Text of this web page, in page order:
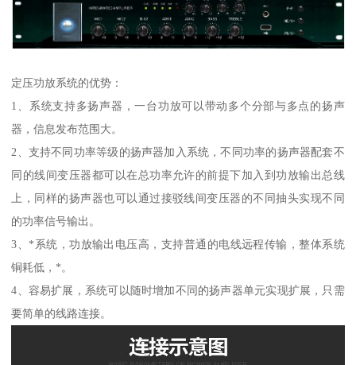
定压功放系统的优势：
1、系统支持多扬声器，一台功放可以带动多个分部与多点的扬声
器，信息发布范围大。
2、支持不同功率等级的扬声器加入系统，不同功率的扬声器配套不
同的线间变压器都可以在总功率允许的前提下加入到功放输出总线
上，同样的扬声器也可以通过接驳线间变压器的不同抽头实现不同
的功率信号输出。
3、*系统，功放输出电压高，支持普通的电线远程传输，整体系统
铜耗低，*。
4、容易扩展，系统可以随时增加不同的扬声器单元实现扩展，只需
要简单的线路连接。